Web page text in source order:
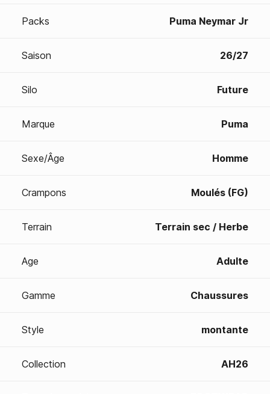
Packs Puma Neymar Jr
Saison 26/27
Silo Future
Marque Puma
Sexe/Âge Homme
Crampons Moulés (FG)
Terrain Terrain sec / Herbe
Age Adulte
Gamme Chaussures
Style montante
Collection AH26